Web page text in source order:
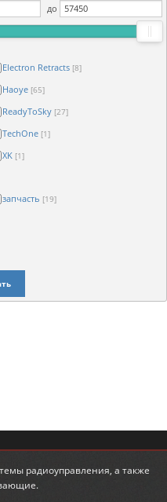
до
Electron Retracts [8]
Haoye [65]
ReadyToSky [27]
TechOne [1]
XK [1]
запчасть [19]
радиоуправления, а также
.